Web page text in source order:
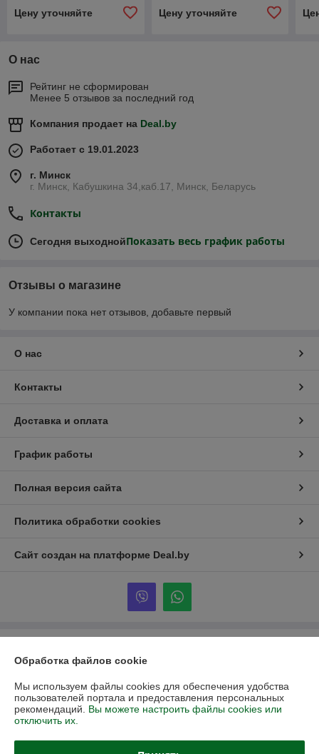
Цену уточняйте
Цену уточняйте
О нас
Рейтинг не сформирован
Менее 5 отзывов за последний год
Компания продает на Deal.by
Работает с 19.01.2023
г. Минск
г. Минск, Кабушкина 34,каб.17, Минск, Беларусь
Контакты
Сегодня выходнойПоказать весь график работы
Отзывы о магазине
У компании пока нет отзывов, добавьте первый
О нас
Контакты
Доставка и оплата
График работы
Полная версия сайта
Политика обработки cookies
Сайт создан на платформе Deal.by
220118, г. Минск, ул. Кабушкина, 34, пом. 17
Регистрационный номер ЕГР: 193966842
Регистрационный орган: Минский горисполком
Обработка файлов cookie
Мы используем файлы cookies для обеспечения удобства
пользователей портала и предоставления персональных
рекомендаций. Вы можете настроить файлы cookies или
отключить их.